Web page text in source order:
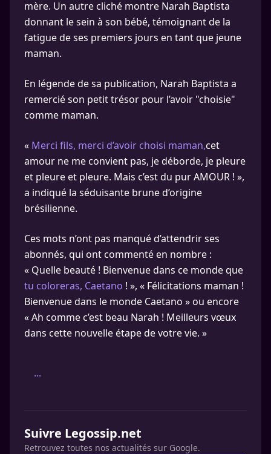
mère. Un autre cliché montre Narah Baptista
donnant le sein à son bébé, témoignant de la
fatigue de ses premiers jours en tant que jeune
maman.
En légende de sa publication, Narah Baptista a
remercié son petit trésor pour l’avoir "choisie"
comme maman.
« Merci fils, merci d’avoir choisi maman,cet
amour ne me convient pas, je déborde, je pleure
et pleure et pleure. Mais c’est du pur AMOUR ! »,
a indiqué la séduisante brune d’origine
brésilienne.
Ces mots n’ont pas manqué d’attendrir ses
abonnés, qui ont commenté en nombre :
« Quelle beauté ! Bienvenue dans ce monde que
tu coloreras, Caetano ! », « Félicitations maman !
Bienvenue dans le monde Caetano » ou encore
« Ah comme c’est beau Narah ! Meilleurs vœux
dans cette nouvelle étape de votre vie. »
...
Suivre Legossip.net
Retrouvez toutes nos actualités sur Google.